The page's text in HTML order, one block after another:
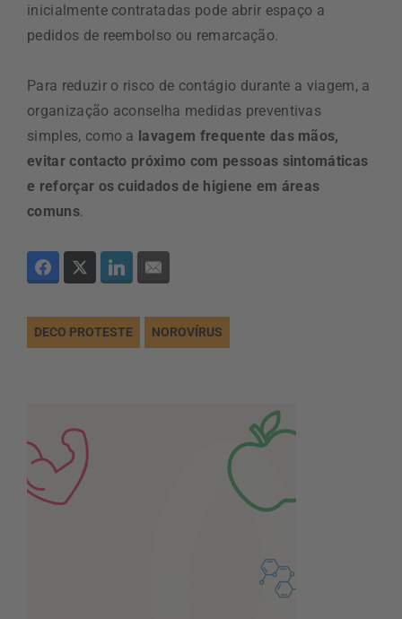
inicialmente contratadas pode abrir espaço a
pedidos de reembolso ou remarcação.
Para reduzir o risco de contágio durante a viagem, a
organização aconselha medidas preventivas
simples, como a lavagem frequente das mãos,
evitar contacto próximo com pessoas sintomáticas
e reforçar os cuidados de higiene em áreas
comuns.
DECO PROTESTE NOROVÍRUS